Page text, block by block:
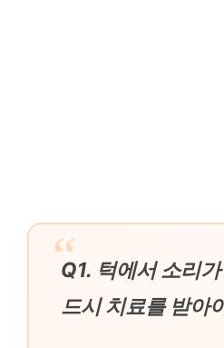
Q1. 턱에서 소리
드시 치료를 받아